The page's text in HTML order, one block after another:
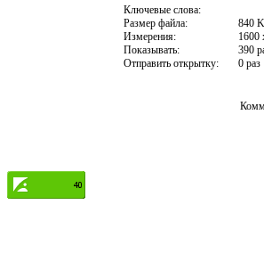
Ключевые слова:
Размер файла:
840
Измерения:
1600
Показывать:
390
Отправить открытку:
0 раз